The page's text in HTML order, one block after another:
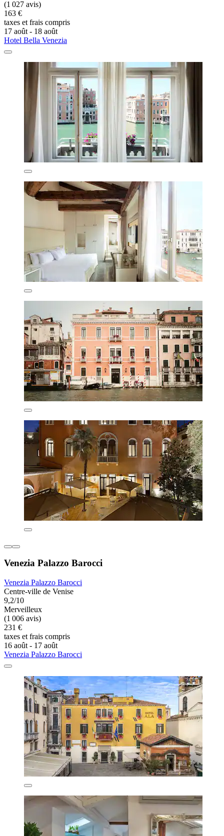
(1 027 avis)
163 €
taxes et frais compris
17 août - 18 août
Hotel Bella Venezia
Venezia Palazzo Barocci
Venezia Palazzo Barocci
Centre-ville de Venise
9,2/10
Merveilleux
(1 006 avis)
231 €
taxes et frais compris
16 août - 17 août
Venezia Palazzo Barocci